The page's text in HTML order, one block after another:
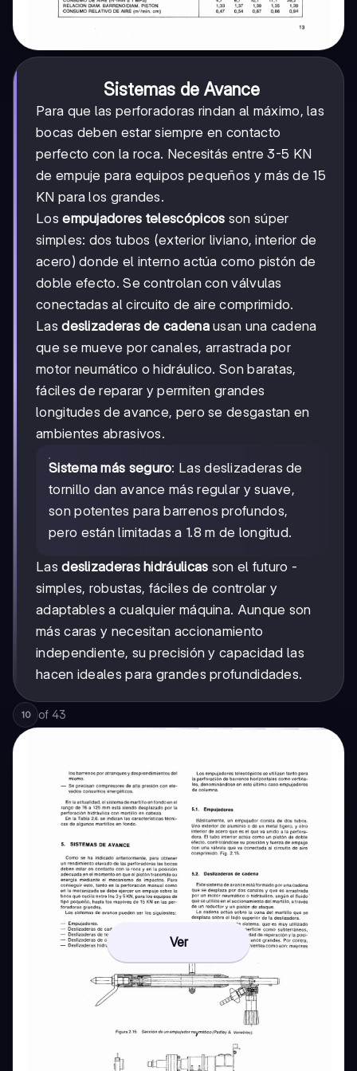
Sistemas de Avance
Para que las perforadoras rindan al máximo, las
bocas deben estar siempre en contacto
perfecto con la roca. Necesitás entre 3-5 KN
de empuje para equipos pequeños y más de 15
KN para los grandes.
Losempujadores telescópicos son súper
simples: dos tubos (exterior liviano, interior de
acero) donde el interno actúa como pistón de
doble efecto. Se controlan con válvulas
conectadas al circuito de aire comprimido.
Lasdeslizaderas de cadenausan una cadena
que se mueve por canales, arrastrada por
motor neumático o hidráulico. Son baratas,
fáciles de reparar y permiten grandes
longitudes de avance, pero se desgastan en
ambientes abrasivos.
Sistema más seguro: Las deslizaderas de
tornillo dan avance más regular y suave,
son potentes para barrenos profundos,
pero están limitadas a 1.8 m de longitud.
Lasdeslizaderas hidráulicas son el futuro -
simples, robustas, fáciles de controlar y
adaptables a cualquier máquina. Aunque son
más caras y necesitan accionamiento
independiente, su precisión y capacidad las
hacen ideales para grandes profundidades.
10 of 43
Ver